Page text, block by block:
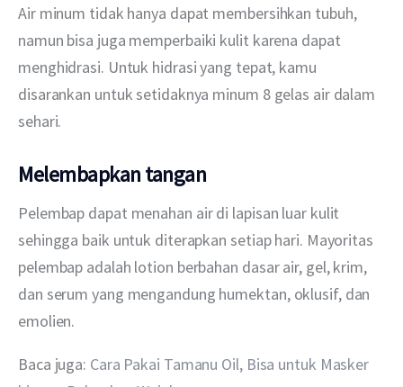
Air minum tidak hanya dapat membersihkan tubuh,
namun bisa juga memperbaiki kulit karena dapat
menghidrasi. Untuk hidrasi yang tepat, kamu
disarankan untuk setidaknya minum 8 gelas air dalam
sehari.
Melembapkan tangan
Pelembap dapat menahan air di lapisan luar kulit
sehingga baik untuk diterapkan setiap hari. Mayoritas
pelembap adalah lotion berbahan dasar air, gel, krim,
dan serum yang mengandung humektan, oklusif, dan
emolien.
Baca juga: Cara Pakai Tamanu Oil, Bisa untuk Masker